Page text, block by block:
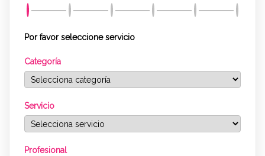
Por favor seleccione servicio
Categoría
Servicio
Profesional